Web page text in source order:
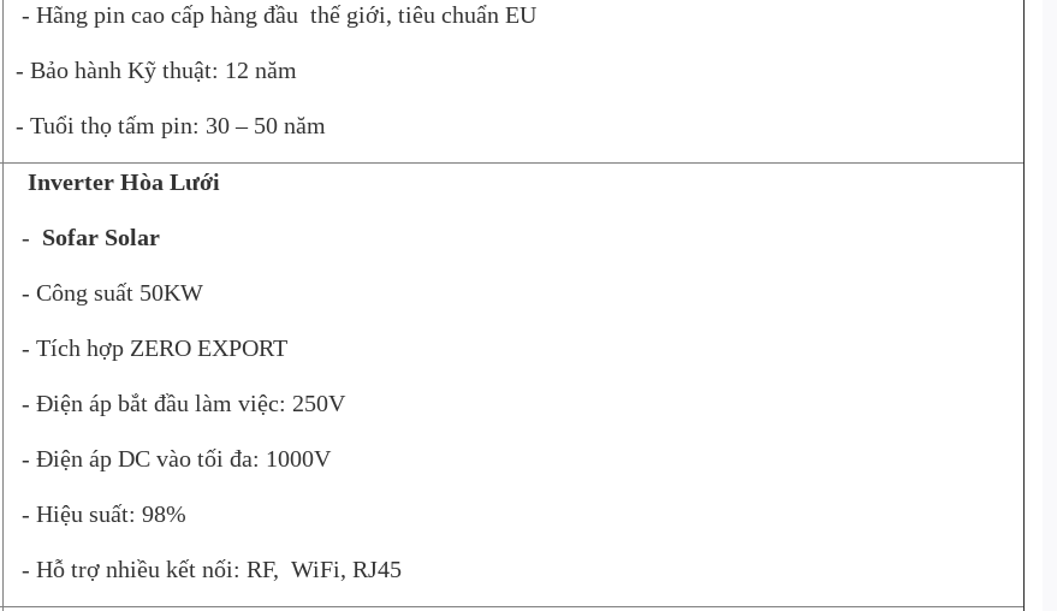
- Hãng pin cao cấp hàng đầu thế giới, tiêu chuẩn EU
- Bảo hành Kỹ thuật: 12 năm
- Tuổi thọ tấm pin: 30 – 50 năm
Inverter Hòa Lưới
- Sofar Solar
- Công suất 50KW
- Tích hợp ZERO EXPORT
- Điện áp bắt đầu làm việc: 250V
- Điện áp DC vào tối đa: 1000V
- Hiệu suất: 98%
- Hỗ trợ nhiều kết nối: RF, WiFi, RJ45